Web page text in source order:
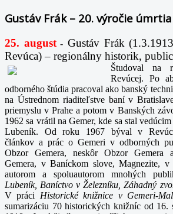
Gustáv Frák – 20. výročie úmrtia
25. august- Gustáv Frák
Revúca) – regionálny historik,
Študoval na
Revúcej. Po
odborného štúdia pracoval ako banský
na Ústrednom riaditeľstve baní v
priemyslu v Prahe a potom v Banských
1962 sa vrátil na Gemer, kde sa stal
Lubeník. Od roku 1967 býval v
článkov a prác o Gemeri v odborných
Obzor Gemera, neskôr Obzor
Gemera, v Baníckom slove, Magnezite, v
autorom a spoluautorom mnohých
Lubeník, Baníctvo v Železníku, Záhadný
V práci Historické knižnice v Gemeri-
sumarizáciu 70 historických knižníc od 16.